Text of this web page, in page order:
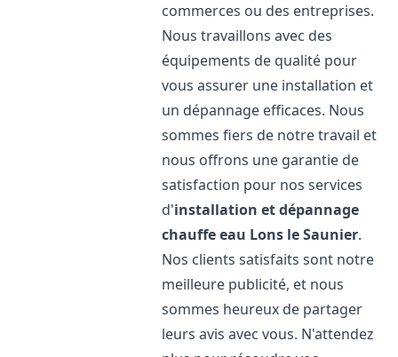
commerces ou des entreprises.
Nous travaillons avec des
équipements de qualité pour
vous assurer une installation et
un dépannage efficaces. Nous
sommes fiers de notre travail et
nous offrons une garantie de
satisfaction pour nos services
d'installation et dépannage
chauffe eau Lons le Saunier.
Nos clients satisfaits sont notre
meilleure publicité, et nous
sommes heureux de partager
leurs avis avec vous. N'attendez